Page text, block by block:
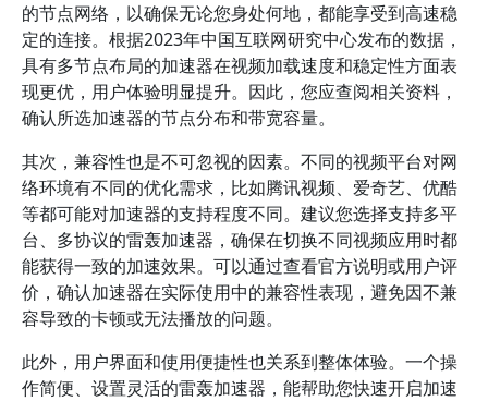
的节点网络，以确保无论您身处何地，都能享受到高速稳
定的连接。根据2023年中国互联网研究中心发布的数据，
具有多节点布局的加速器在视频加载速度和稳定性方面表
现更优，用户体验明显提升。因此，您应查阅相关资料，
确认所选加速器的节点分布和带宽容量。
其次，兼容性也是不可忽视的因素。不同的视频平台对网
络环境有不同的优化需求，比如腾讯视频、爱奇艺、优酷
等都可能对加速器的支持程度不同。建议您选择支持多平
台、多协议的雷轰加速器，确保在切换不同视频应用时都
能获得一致的加速效果。可以通过查看官方说明或用户评
价，确认加速器在实际使用中的兼容性表现，避免因不兼
容导致的卡顿或无法播放的问题。
此外，用户界面和使用便捷性也关系到整体体验。一个操
作简便、设置灵活的雷轰加速器，能帮助您快速开启加速